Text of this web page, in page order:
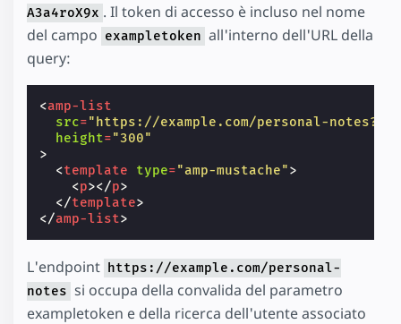
A3a4roX9x . Il token di accesso è incluso nel nome
del campo exampletoken all'interno dell'URL della
query:
<amp-list
src="https://example.com/personal-
height="300"
>
<template type="amp-mustache">
<p></p>
</template>
</amp-list>
L'endpoint
https://example.com/personal-
notes si occupa della convalida del parametro
exampletoken e della ricerca dell'utente associato